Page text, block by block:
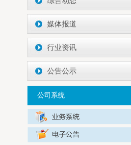
媒体报道
行业资讯
公告公示
公司系统